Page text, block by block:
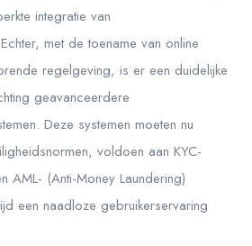
integratie van
met de toename van online
regelgeving, is er een duidelijke
geavanceerdere
Deze systemen moeten nu
voldoen aan KYC-
AML- (Anti-Money Laundering)
een naadloze gebruikerservaring